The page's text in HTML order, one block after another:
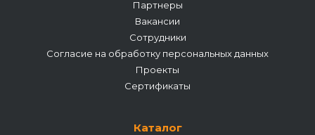
Партнеры
Вакансии
Сотрудники
Согласие на обработку персональных данных
Проекты
Сертификаты
Каталог